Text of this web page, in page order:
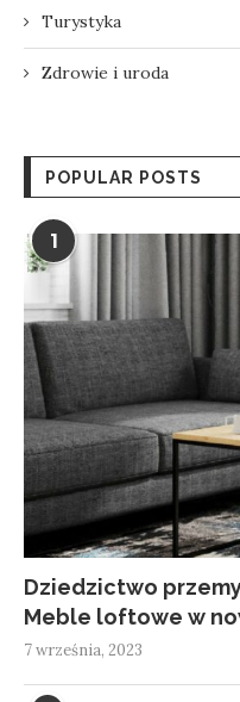
Turystyka
Zdrowie i uroda
POPULAR POSTS
1
Dziedzictwo
Meble loftowe w
7 września, 2023